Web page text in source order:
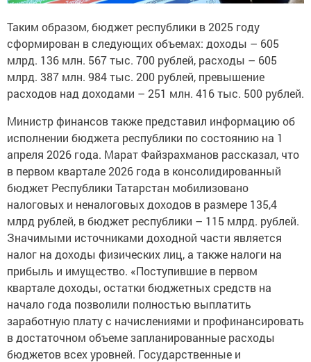
Таким образом, бюджет республики в 2025 году
сформирован в следующих объемах: доходы – 605
млрд. 136 млн. 567 тыс. 700 рублей, расходы – 605
млрд. 387 млн. 984 тыс. 200 рублей, превышение
расходов над доходами – 251 млн. 416 тыс. 500 рублей.
Министр финансов также представил информацию об
исполнении бюджета республики по состоянию на 1
апреля 2026 года. Марат Файзрахманов рассказал, что
в первом квартале 2026 года в консолидированный
бюджет Республики Татарстан мобилизовано
налоговых и неналоговых доходов в размере 135,4
млрд рублей, в бюджет республики – 115 млрд. рублей.
Значимыми источниками доходной части является
налог на доходы физических лиц, а также налоги на
прибыль и имущество. «Поступившие в первом
квартале доходы, остатки бюджетных средств на
начало года позволили полностью выплатить
заработную плату с начислениями и профинансировать
в достаточном объеме запланированные расходы
бюджетов всех уровней. Государственные и